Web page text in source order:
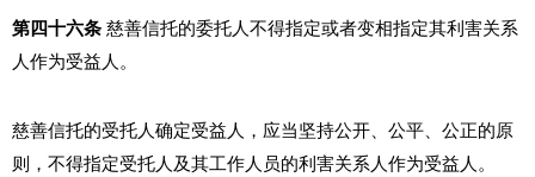
第四十六条 慈善信托的委托人不得指定或者变相指定其利害关系
人作为受益人。
慈善信托的受托人确定受益人，应当坚持公开、公平、公正的原
则，不得指定受托人及其工作人员的利害关系人作为受益人。